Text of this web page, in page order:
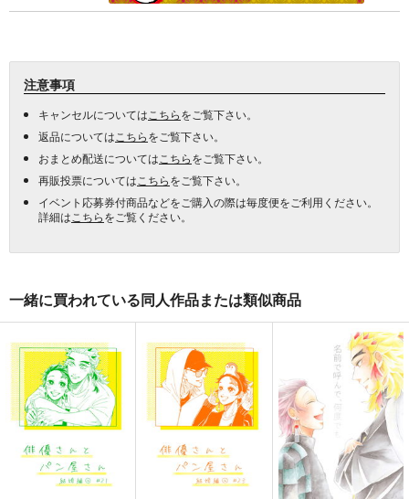
注意事項
キャンセルについては こちらをご覧下さい。
返品については こちらをご覧下さい。
おまとめ配送については こちらをご覧下さい。
再販投票については こちらをご覧下さい。
イベント応募券付商品などをご購入の際は毎度便をご利用ください。
詳細は こちらをご覧ください。
一緒に買われている同人作品または類似商品